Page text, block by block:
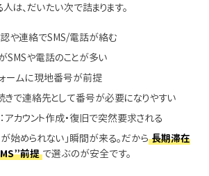
は、だいたい次で詰まります。
や連絡でSMS/電話が絡む
SMSや電話のことが多い
ームに現地番号が前提
きで連絡先として番号が必要になりやすい
アカウント作成・復旧で突然要求される
始められない」瞬間が来る。だから 長期滞在
前提 で選ぶのが安全です。